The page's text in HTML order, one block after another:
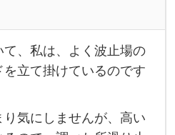
て、私は、よく波止場の
立て掛けているのです
気にしませんが、高い